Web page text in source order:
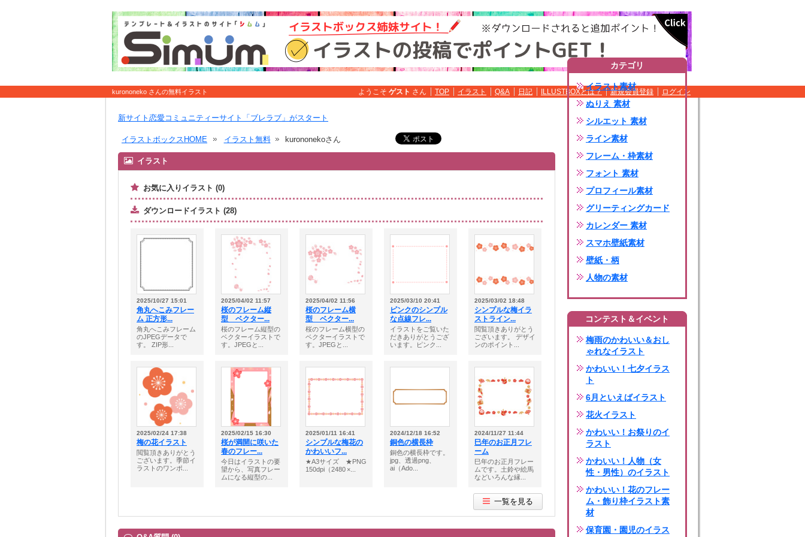
kurononeko さんの無料イラスト ようこそ ゲスト さん TOP イラスト Q&A 日記 ILLUSTBOXとは？ 新規会員登録 ログイン
新サイト恋愛コミュニティーサイト「ブレラブ」がスタート
イラストボックスHOME イラスト無料 kurononekoさん
イラスト
お気に入りイラスト (0)
ダウンロードイラスト (28)
2025/10/27 15:01
角丸へこみフレー
ム 正方形...
角丸へこみフレーム
のJPEGデータで
す。 ZIP形...
2025/04/02 11:57
桜のフレーム縦
型 ベクター...
桜のフレーム縦型の
ベクターイラストで
す。JPEGと...
2025/04/02 11:56
桜のフレーム横
型 ベクター...
桜のフレーム横型の
ベクターイラストで
す。JPEGと...
2025/03/10 20:41
ピンクのシンプル
な点線フレ...
イラストをご覧いた
だきありがとうござ
います。ピンク...
2025/03/02 18:48
シンプルな梅イラ
ストライン...
閲覧頂きありがとう
ございます。 デザイ
ンのポイント...
2025/02/24 17:38
梅の花イラスト
閲覧頂きありがとう
ございます。季節イ
ラストのワンポ...
2025/02/15 16:30
桜が満開に咲いた
春のフレー...
今日はイラストの要
望から、写真フレー
ムになる縦型の...
2025/01/11 16:41
シンプルな梅花の
かわいいフ...
★A3サイズ ★PNG
150dpi（2480 ×...
2024/12/18 16:52
銅色の横長枠
銅色の横長枠です。
jpg、透過png、
ai（Ado...
2024/11/27 11:44
巳年のお正月フレ
ーム
巳年のお正月フレー
ムです。土鈴や絵馬
などいろんな縁...
一覧を見る
カテゴリ
イラスト素材
ぬりえ 素材
シルエット 素材
ライン素材
フレーム・枠素材
フォント 素材
プロフィール素材
グリーティングカード
カレンダー 素材
スマホ壁紙素材
壁紙・柄
人物の素材
コンテスト＆イベント
梅雨のかわいい＆おし
ゃれなイラスト
かわいい！七夕イラス
ト
6月といえばイラスト
花火イラスト
かわいい！お祭りのイ
ラスト
かわいい！人物（女
性・男性）のイラスト
かわいい！花のフレー
ム・飾り枠イラスト素
材
保育園・園児のイラス